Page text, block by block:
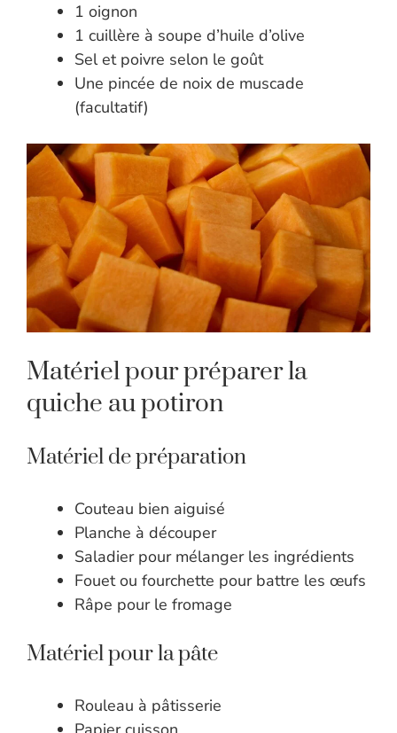
1 oignon
1 cuillère à soupe d’huile d’olive
Sel et poivre selon le goût
Une pincée de noix de muscade
(facultatif)
Matériel pour préparer la
quiche au potiron
Matériel de préparation
Couteau bien aiguisé
Planche à découper
Saladier pour mélanger les ingrédients
Fouet ou fourchette pour battre les œufs
Râpe pour le fromage
Matériel pour la pâte
Rouleau à pâtisserie